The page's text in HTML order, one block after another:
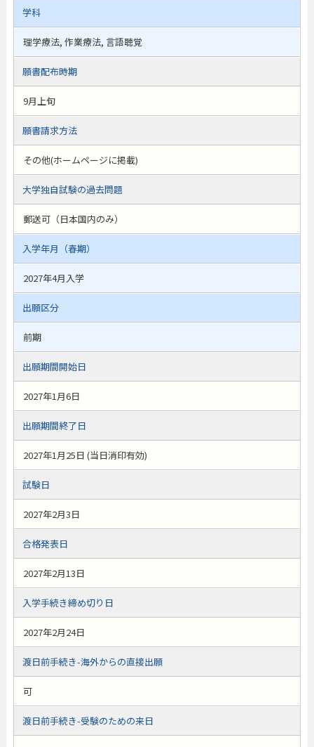
学科
理学療法, 作業療法, 言語聴覚
願書配布時期
9月上旬
願書請求方法
その他(ホームページに掲載)
大学独自試験の過去問題
郵送可（日本国内のみ）
入学年月（春期）
2027年4月入学
出願区分
前期
出願期間開始日
2027年1月6日
出願期間終了日
2027年1月25日 (当日消印有効)
試験日
2027年2月3日
合格発表日
2027年2月13日
入学手続き締め切り日
2027年2月24日
渡日前手続き-海外からの直接出願
可
渡日前手続き-受験のための来日